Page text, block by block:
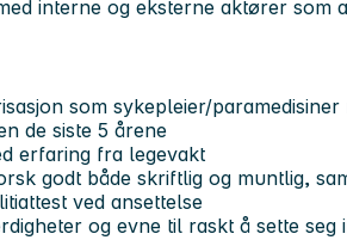
interne og eksterne aktører som
som sykepleier/
de siste 5 årene
erfaring fra legevakt
godt både skriftlig og muntlig,
ved ansettelse
og evne til raskt å sette seg